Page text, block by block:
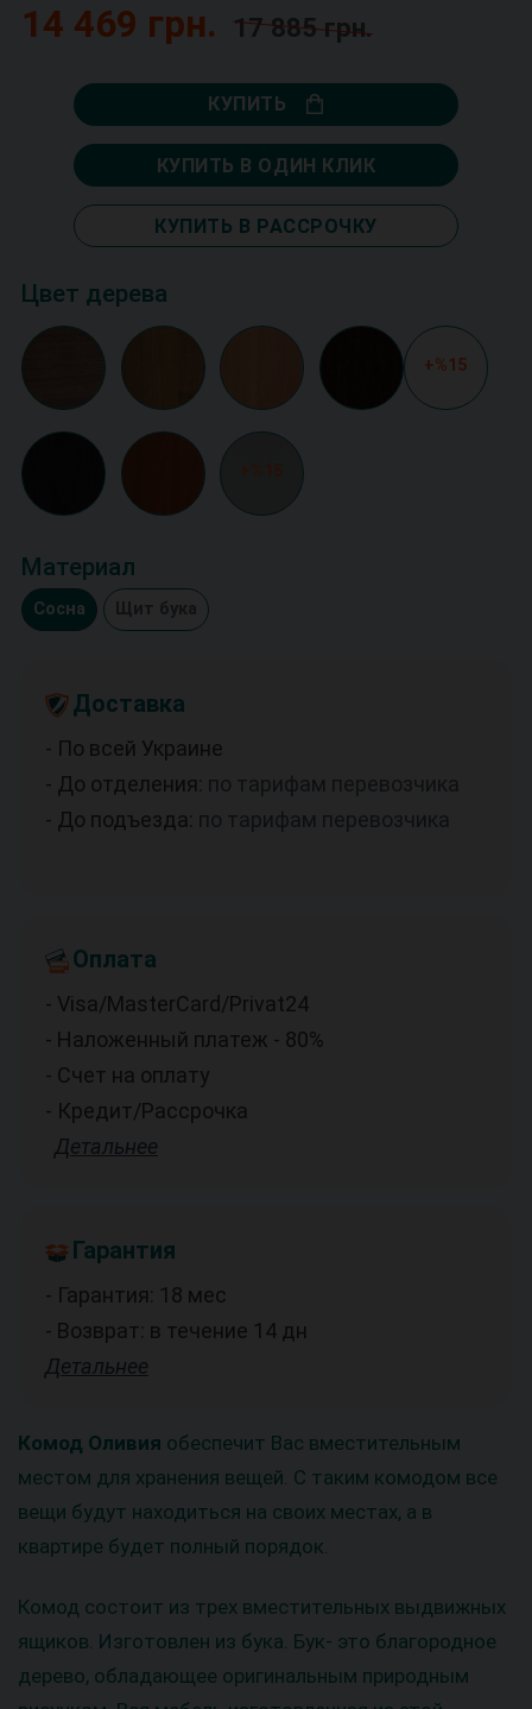
14 469 грн. 17 885 грн.
КУПИТЬ
КУПИТЬ В ОДИН КЛИК
КУПИТЬ В РАССРОЧКУ
Цвет дерева
+%15
Материал
Сосна Щит бука
Доставка
- По всей Украине
- До отделения: по тарифам перевозчика
- До подъезда: по тарифам перевозчика
Оплата
- Visa/MasterCard/Privat24
- Наложенный платеж - 80%
- Счет на оплату
- Кредит/Рассрочка
Детальнее
Гарантия
- Гарантия: 18 мес
- Возврат: в течение 14 дн
Детальнее
Комод Оливия обеспечит Вас вместительным
местом для хранения вещей. С таким комодом все
вещи будут находиться на своих местах, а в
квартире будет полный порядок.
Комод состоит из трех вместительных выдвижных
ящиков. Изготовлен из бука. Бук- это благородное
дерево, обладающее оригинальным природным